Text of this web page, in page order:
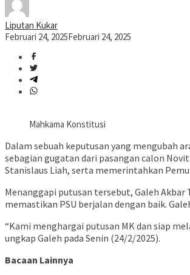
Liputan Kukar
Februari 24, 2025Februari 24, 2025
Mahkama Konstitusi
Dalam sebuah keputusan yang mengubah
sebagian gugatan dari pasangan calon
Stanislaus Liah, serta memerintahkan
Menanggapi putusan tersebut, Galeh
memastikan PSU berjalan dengan baik.
“Kami menghargai putusan MK dan siap
ungkap Galeh pada Senin (24/2/2025).
Bacaan Lainnya